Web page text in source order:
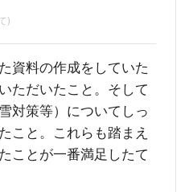
)
資料の作成をしていた
ただいたこと。そして
対策等）についてしっ
こと。これらも踏まえ
ことが一番満足したて